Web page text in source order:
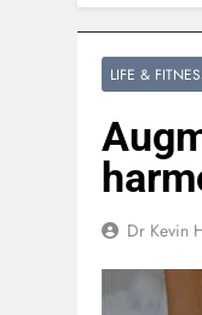
LIFE &
Dr Kevin